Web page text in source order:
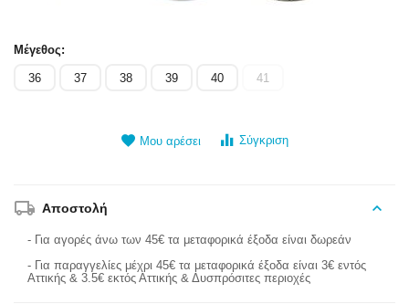
Μέγεθος:
36 37 38 39 40 41
Μου αρέσει Σύγκριση
Αποστολή
- Για αγορές άνω των 45€ τα μεταφορικά έξοδα είναι δωρεάν
- Για παραγγελίες μέχρι 45€ τα μεταφορικά έξοδα είναι 3€ εντός
Αττικής & 3.5€ εκτός Αττικής & Δυσπρόσιτες περιοχές